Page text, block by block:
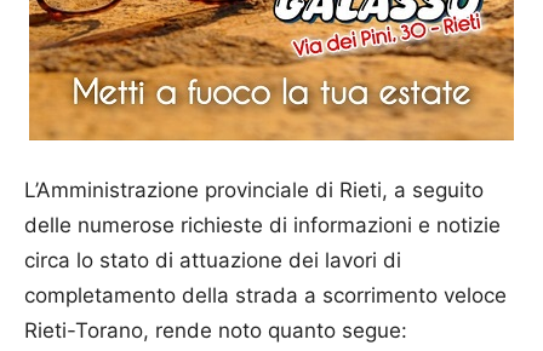
L’Amministrazione provinciale di Rieti, a seguito
delle numerose richieste di informazioni e notizie
circa lo stato di attuazione dei lavori di
completamento della strada a scorrimento veloce
Rieti-Torano, rende noto quanto segue: